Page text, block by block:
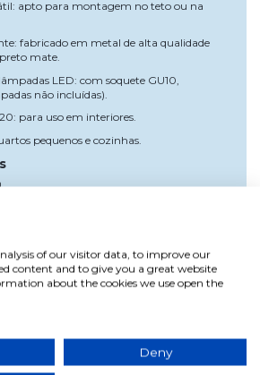
apto para montagem no teto ou na
fabricado em metal de alta qualidade
mate.
LED: com soquete GU10,
não incluídas).
para uso em interiores.
pequenos e cozinhas.
cm
acabamento preto mate
LED GU10, máximo 10W
of our visitor data, to improve our
content and to give you a great website
about the cookies we use open the
Deny